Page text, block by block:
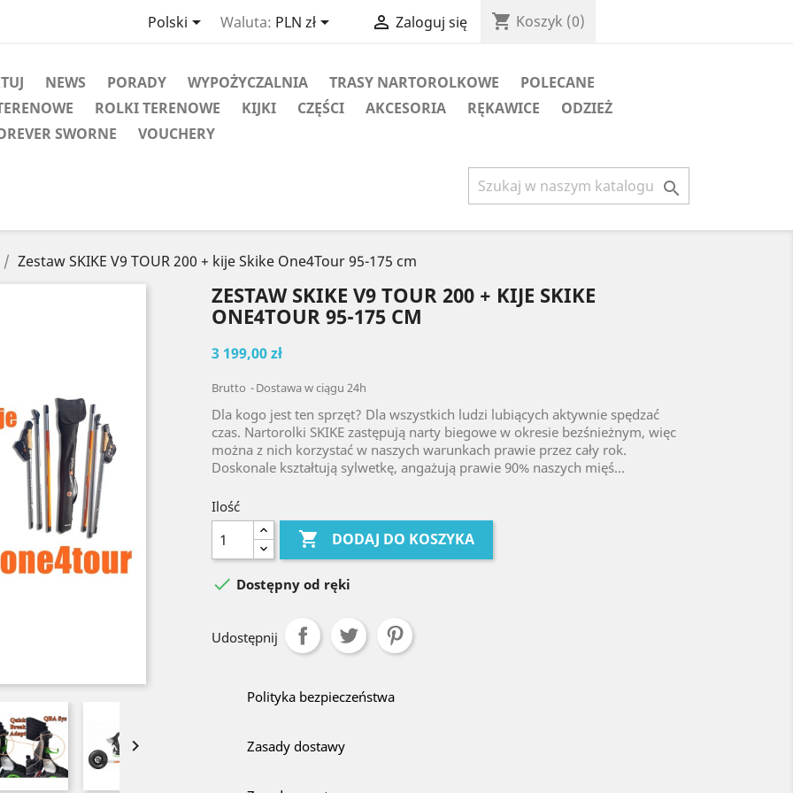
Polski Waluta: PLN zł  Zaloguj się shopping_cart Koszyk (0)
NEWS PORADY WYPOŻYCZALNIA TRASY NARTOROLKOWE
POLECANE
ROLKI TERENOWE KIJKI CZĘŚCI AKCESORIA RĘKAWICE
ODZIEŻ
SWORNE
VOUCHERY

Zestaw SKIKE V9 TOUR 200 + kije Skike One4Tour 95-175 cm

ZESTAW SKIKE V9 TOUR 200 + KIJE SKIKE
ONE4TOUR 95-175 CM
3 199,00 zł
Brutto Dostawa w ciągu 24h
Dla kogo jest ten sprzęt? Dla wszystkich ludzi lubiących aktywnie spędzać
czas. Nartorolki SKIKE zastępują narty biegowe w okresie bezśnieżnym, więc
można z nich korzystać w naszych warunkach prawie przez cały rok.
Doskonale kształtują sylwetkę, angażują prawie 90% naszych mięś...
Ilość
 DODAJ DO KOSZYKA
 Dostępny od ręki
Udostępnij
Polityka bezpieczeństwa
Zasady dostawy